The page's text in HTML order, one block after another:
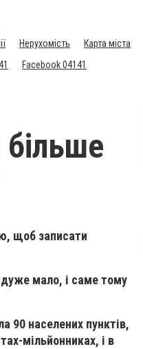
Нерухомість
Карта міста
Facebook 04141
щоб записати
мало, і саме тому
90 населених пунктів,
мільйонниках, і в